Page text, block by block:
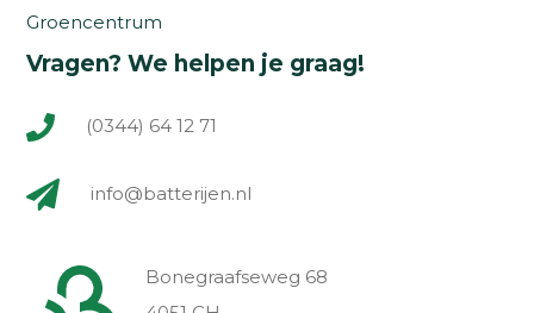
Groencentrum
Vragen? We helpen je graag!
(0344) 64 12 71
info@batterijen.nl
Bonegraafseweg 68